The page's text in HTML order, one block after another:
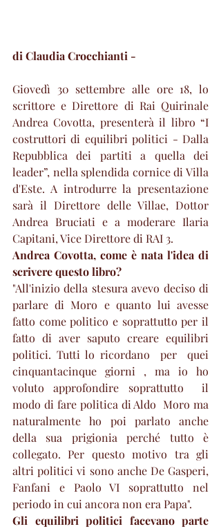
di Claudia Crocchianti -
Giovedì 30 settembre alle ore 18, lo
scrittore e Direttore di Rai Quirinale
Andrea Covotta, presenterà il libro “I
costruttori di equilibri politici - Dalla
Repubblica dei partiti a quella dei
leader”, nella splendida cornice di Villa
d'Este. A introdurre la presentazione
sarà il Direttore delle Villae, Dottor
Andrea Bruciati e a moderare Ilaria
Capitani, Vice Direttore di RAI 3.
Andrea Covotta, come è nata l'idea di
scrivere questo libro?
"All'inizio della stesura avevo deciso di
parlare di Moro e quanto lui avesse
fatto come politico e soprattutto per il
fatto di aver saputo creare equilibri
politici. Tutti lo ricordano  per  quei
cinquantacinque giorni , ma io ho
voluto approfondire soprattutto  il
modo di fare politica di Aldo  Moro ma
naturalmente ho poi parlato anche
della sua prigionia perché tutto è
collegato. Per questo motivo tra gli
altri politici vi sono anche De Gasperi,
Fanfani e Paolo VI soprattutto nel
periodo in cui ancora non era Papa".
Gli equilibri politici facevano parte